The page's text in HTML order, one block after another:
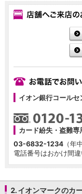
国民年金基金
ロボアドバイザークラウ
WealthNavi for イオン銀
まいクラウドファンディ
新規お借入れの方
お借換えの方
フラット35
リ・バース60
カードローン
目的別ローン
目的別ローンマイページ
保険
個人年金保険
医療保険
イオン銀行コールセ
カード紛失・盗難専
03-6832-1234 （年
電話番号はおかけ間
2. イオンマークのカ